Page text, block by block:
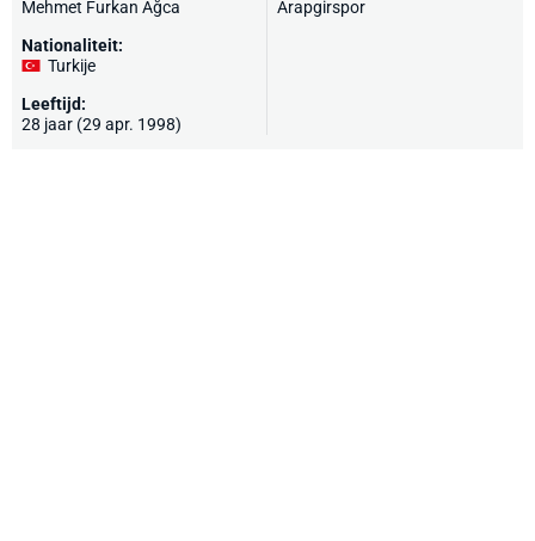
Mehmet Furkan Ağca
Nationaliteit:
Turkije
Leeftijd:
28 jaar (29 apr. 1998)
Arapgirspor